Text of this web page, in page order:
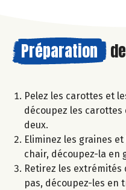
Préparation
Pelez les carottes et
découpez les
deux.
Eliminez les graines
chair, découpez-la en
Retirez les extrémités
pas, découpez-les en